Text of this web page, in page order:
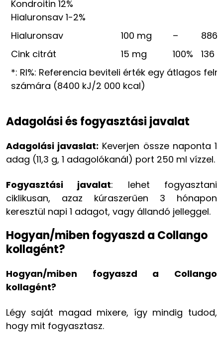
Kondroitin 12%
Hialuronsav 1-2%
Hialuronsav
100 mg –
886
Cink citrát
15 mg 100%
136
*: RI%: Referencia beviteli érték egy átlagos
számára (8400 kJ/2 000 kcal)
Adagolási és fogyasztási javalat
Adagolási javaslat: Keverjen össze naponta 1
adag (11,3 g, 1 adagolókanál) port 250 ml vízzel.
Fogyasztási javalat: lehet fogyasztani
ciklikusan, azaz kúraszerűen 3 hónapon
keresztül napi 1 adagot, vagy állandó jelleggel.
Hogyan/miben fogyaszd a Collango
kollagént?
Hogyan/miben fogyaszd a Collango
kollagént?
Légy saját magad mixere, így mindig tudod,
hogy mit fogyasztasz.